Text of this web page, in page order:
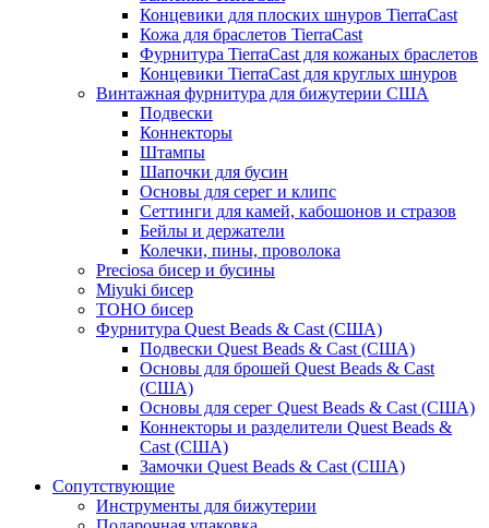
Концевики для плоских шнуров TierraCast
Кожа для браслетов TierraCast
Фурнитура TierraCast для кожаных браслетов
Концевики TierraCast для круглых шнуров
Винтажная фурнитура для бижутерии США
Подвески
Коннекторы
Штампы
Шапочки для бусин
Основы для серег и клипс
Сеттинги для камей, кабошонов и стразов
Бейлы и держатели
Колечки, пины, проволока
Preciosa бисер и бусины
Miyuki бисер
TOHO бисер
Фурнитура Quest Beads & Cast (США)
Подвески Quest Beads & Cast (США)
Основы для брошей Quest Beads & Cast
(США)
Основы для серег Quest Beads & Cast (США)
Коннекторы и разделители Quest Beads &
Cast (США)
Замочки Quest Beads & Cast (США)
Сопутствующие
Инструменты для бижутерии